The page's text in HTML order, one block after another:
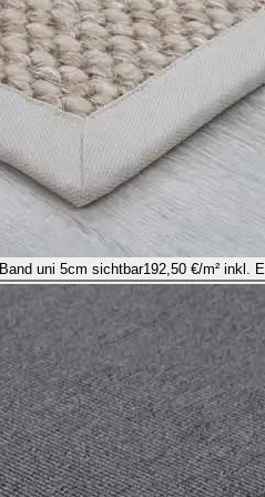
Band uni 5cm sichtbar192,50 €/m² inkl.